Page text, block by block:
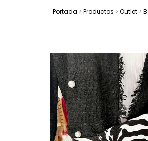
Portada > Productos > Outlet >